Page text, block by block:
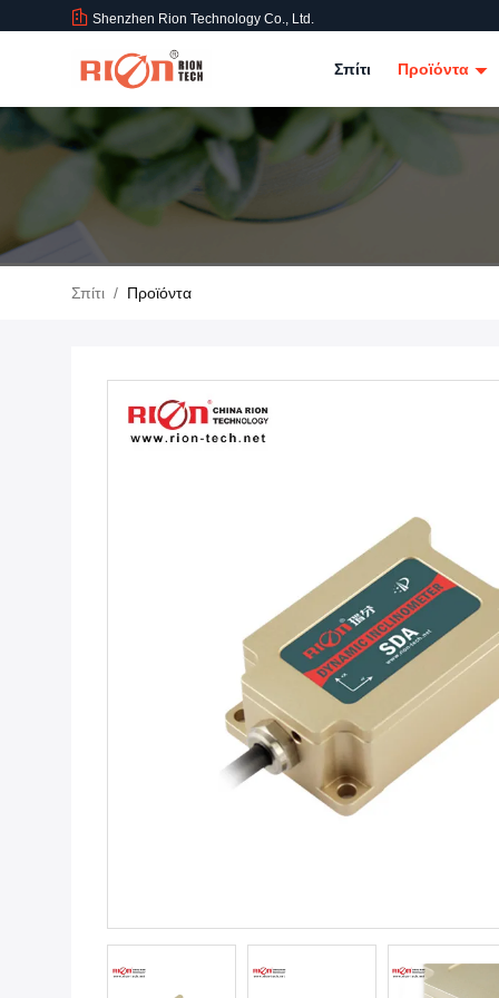
Shenzhen Rion Technology Co., Ltd.
Σπίτι Προϊόντα
Σπίτι / Προϊόντα